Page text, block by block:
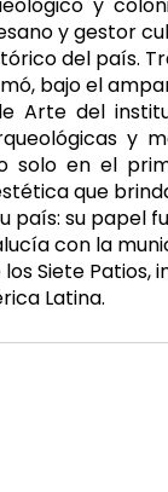
y
y gestor
del
bajo el
del
y
solo en el
que
su papel
con la
Siete
Latina.